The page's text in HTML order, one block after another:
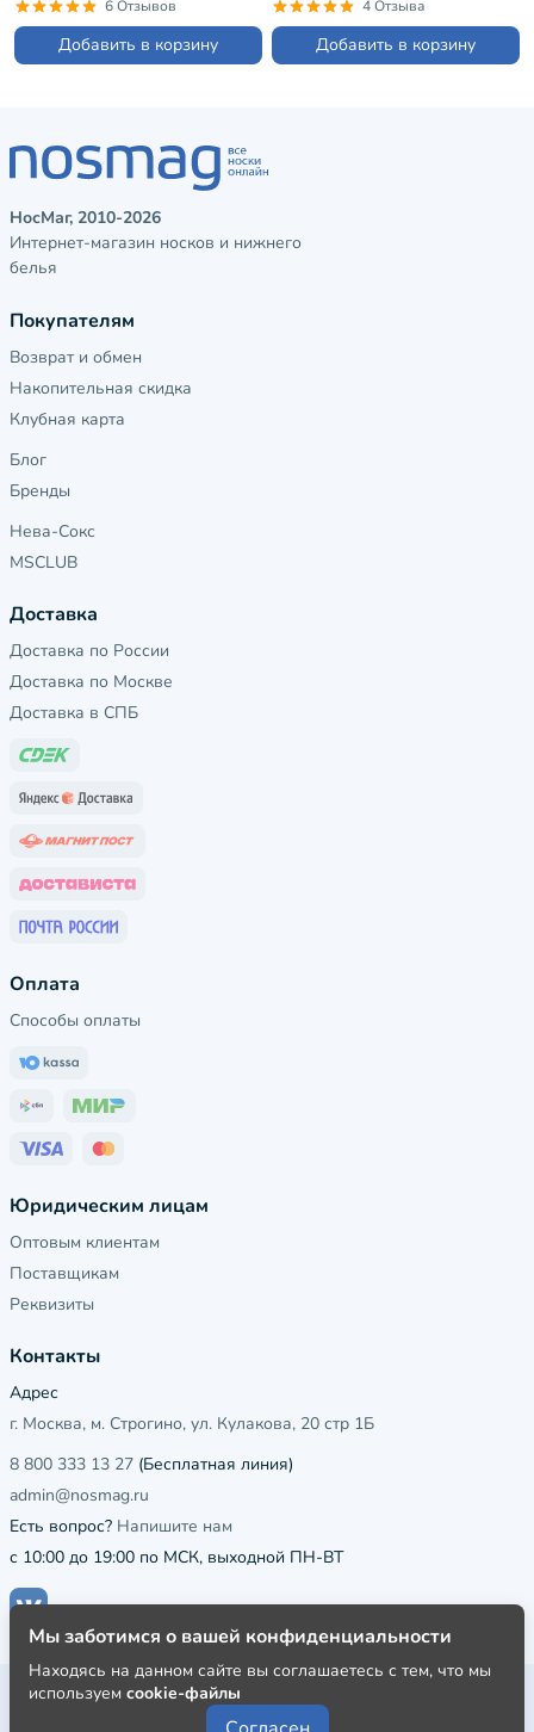
6 Отзывов
Добавить в корзину
4 Отзыва
Добавить в корзину
НосМаг, 2010-2026
Интернет-магазин носков и нижнего
белья
Покупателям
Возврат и обмен
Накопительная скидка
Клубная карта
Блог
Бренды
Нева-Сокс
MSCLUB
Доставка
Доставка по России
Доставка по Москве
Доставка в СПБ
Оплата
Способы оплаты
Юридическим лицам
Оптовым клиентам
Поставщикам
Реквизиты
Контакты
Адрес
г. Москва, м. Строгино, ул. Кулакова, 20 стр 1Б
8 800 333 13 27 (Бесплатная линия)
admin@nosmag.ru
Есть вопрос? Напишите нам
с 10:00 до 19:00 по МСК, выходной ПН-ВТ
Публичная оферта
Мы заботимся о вашей конфиденциальности
Находясь на данном сайте вы соглашаетесь с тем, что мы
используем cookie-файлы